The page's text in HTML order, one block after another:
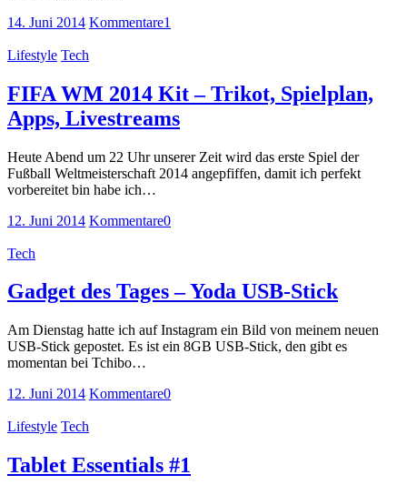
14. Juni 2014 Kommentare1
Lifestyle Tech
FIFA WM 2014 Kit – Trikot, Spielplan,
Apps, Livestreams
Heute Abend um 22 Uhr unserer Zeit wird das erste Spiel der
Fußball Weltmeisterschaft 2014 angepfiffen, damit ich perfekt
vorbereitet bin habe ich…
12. Juni 2014 Kommentare0
Tech
Gadget des Tages – Yoda USB-Stick
Am Dienstag hatte ich auf Instagram ein Bild von meinem neuen
USB-Stick gepostet. Es ist ein 8GB USB-Stick, den gibt es
momentan bei Tchibo…
12. Juni 2014 Kommentare0
Lifestyle Tech
Tablet Essentials #1